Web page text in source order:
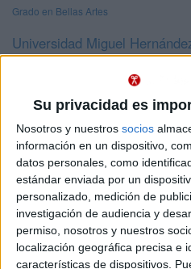
Su privacidad es
Nosotros y nuestros socios
información en un dispositivo,
datos personales, como
estándar enviada por un
personalizado, medición de
investigación de audiencia y
permiso, nosotros y nuestros
localización geográfica precisa e
características de dispositivos.
Grado en Bellas Artes
Universidad Miguel
http://bbaa.umh.es
Precio del primer curso: 1.040 €
Pídeles información ¡GRATIS!
Grado en Bellas Artes
Universitat Politècnica de
Universidad Pública
Web de la facultad:
http://
Duración:4,0 años
Precio del primer curso:842 €